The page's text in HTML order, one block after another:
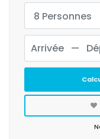
8 Personnes